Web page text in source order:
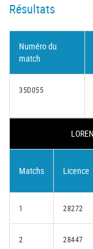
Résultats
Numéro du
match
35D055
Matchs Licence
1 28272
2 28447